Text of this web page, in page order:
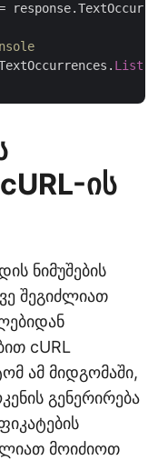
List
ის
ნიმუშების
შეგიძლიათ
cURL
ამ მიდგომაში,
გენერირება
მოიძიოთ